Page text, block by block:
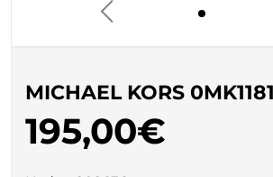
MICHAEL KORS 0MK1181
195,00€